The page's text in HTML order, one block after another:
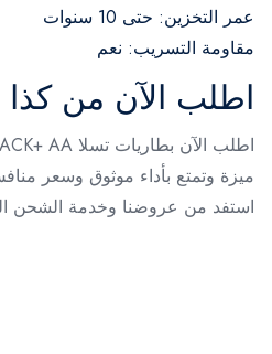
عمر التخزين: حتى 10 سنوات
مقاومة التسريب: نعم
اطلب الآن من كذا
ميزة وتمتع بأداء موثوق وسعر
استفد من عروضنا وخدمة الشحن